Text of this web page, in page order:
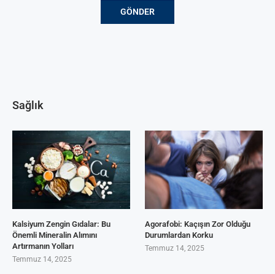
Sağlık
Kalsiyum Zengin Gıdalar: Bu
Önemli Mineralin Alımını
Artırmanın Yolları
Temmuz 14, 2025
Agorafobi: Kaçışın Zor Olduğu
Durumlardan Korku
Temmuz 14, 2025